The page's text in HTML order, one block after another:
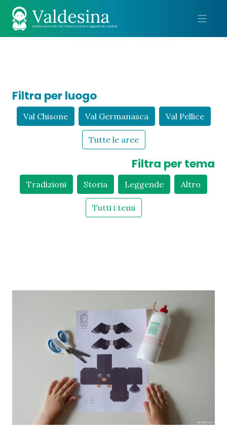
Filtra per luogo
Val Chisone Val Germanasca Val Pellice
Tutte le aree
Filtra per tema
Tradizioni Storia Leggende Altro
Tutti i temi